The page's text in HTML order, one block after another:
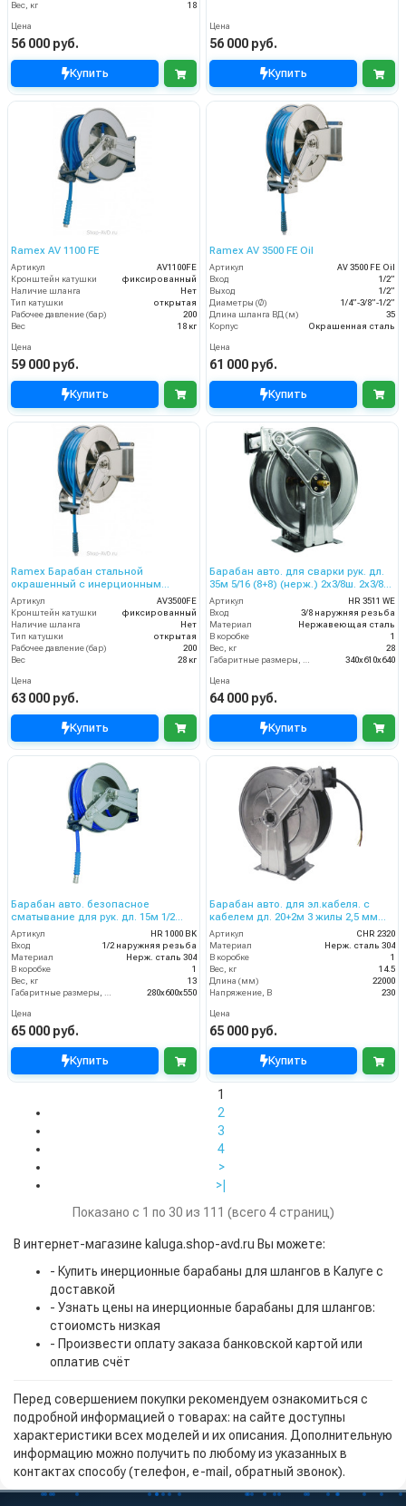
Вес, кг
18
Цена
56 000 руб.
Купить
Цена
56 000 руб.
Купить
Ramex AV 1100 FE
Артикул
AV1100FE
Кронштейн катушки
фиксированный
Наличие шланга
Нет
Тип катушки
открытая
Рабочее давление (бар)
200
Вес
18 кг
Цена
59 000 руб.
Купить
Ramex AV 3500 FE Oil
Артикул
AV 3500 FE Oil
Вход
1/2”
Выход
1/2”
Диаметры (Ø)
1/4”-3/8”-1/2”
Длина шланга ВД (м)
35
Корпус
Окрашенная сталь
Цена
61 000 руб.
Купить
Ramex Барабан стальной
окрашенный с инерционным
механизмом AV 3500 FE
Артикул
AV3500FE
Кронштейн катушки
фиксированный
Наличие шланга
Нет
Тип катушки
открытая
Рабочее давление (бар)
200
Вес
28 кг
Цена
63 000 руб.
Купить
Барабан авто. для сварки рук. дл.
35м 5/16 (8+8) (нерж.) 2x3/8ш. 2x3/8г.
20 бар
Артикул
HR 3511 WE
Вход
3/8 наружняя резьба
Материал
Нержавеющая сталь
В коробке
1
Вес, кг
28
340x610x640
Цена
64 000 руб.
Купить
Барабан авто. безопасное
сматывание для рук. дл. 15м 1/2
(нерж.) 1/2ш. 200 бар
Артикул
HR 1000 BK
Вход
1/2 наружняя резьба
Материал
Нерж. сталь 304
В коробке
1
Вес, кг
13
Габаритные размеры, мм
280x600x550
Цена
65 000 руб.
Купить
Барабан авто. для эл.кабеля. с
кабелем дл. 20+2м 3 жилы 2,5 мм
220В 16А IP65
Артикул
CHR 2320
Материал
Нерж. сталь 304
В коробке
1
Вес, кг
14.5
Длина (мм)
22000
Напряжение, В
230
Цена
65 000 руб.
Купить
1
2
3
4
>
>|
Показано с 1 по 30 из 111 (всего 4 страниц)
В интернет-магазине kaluga.shop-avd.ru Вы можете:
- Купить инерционные барабаны для шлангов в Калуге с
доставкой
- Узнать цены на инерционные барабаны для шлангов:
стоиомсть низкая
- Произвести оплату заказа банковской картой или
оплатив счёт
Перед совершением покупки рекомендуем ознакомиться с
подробной информацией о товарах: на сайте доступны
характеристики всех моделей и их описания. Дополнительную
информацию можно получить по любому из указанных в
контактах способу (телефон, e-mail, обратный звонок).